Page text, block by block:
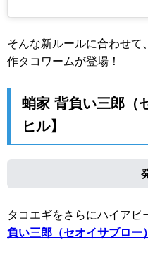
そんな新ルールに合わせて
作タコワームが登場！
蛸家 背負い三郎（
ヒル】
タコエギをさらにハイアピ
負い三郎（セオイサブロー）